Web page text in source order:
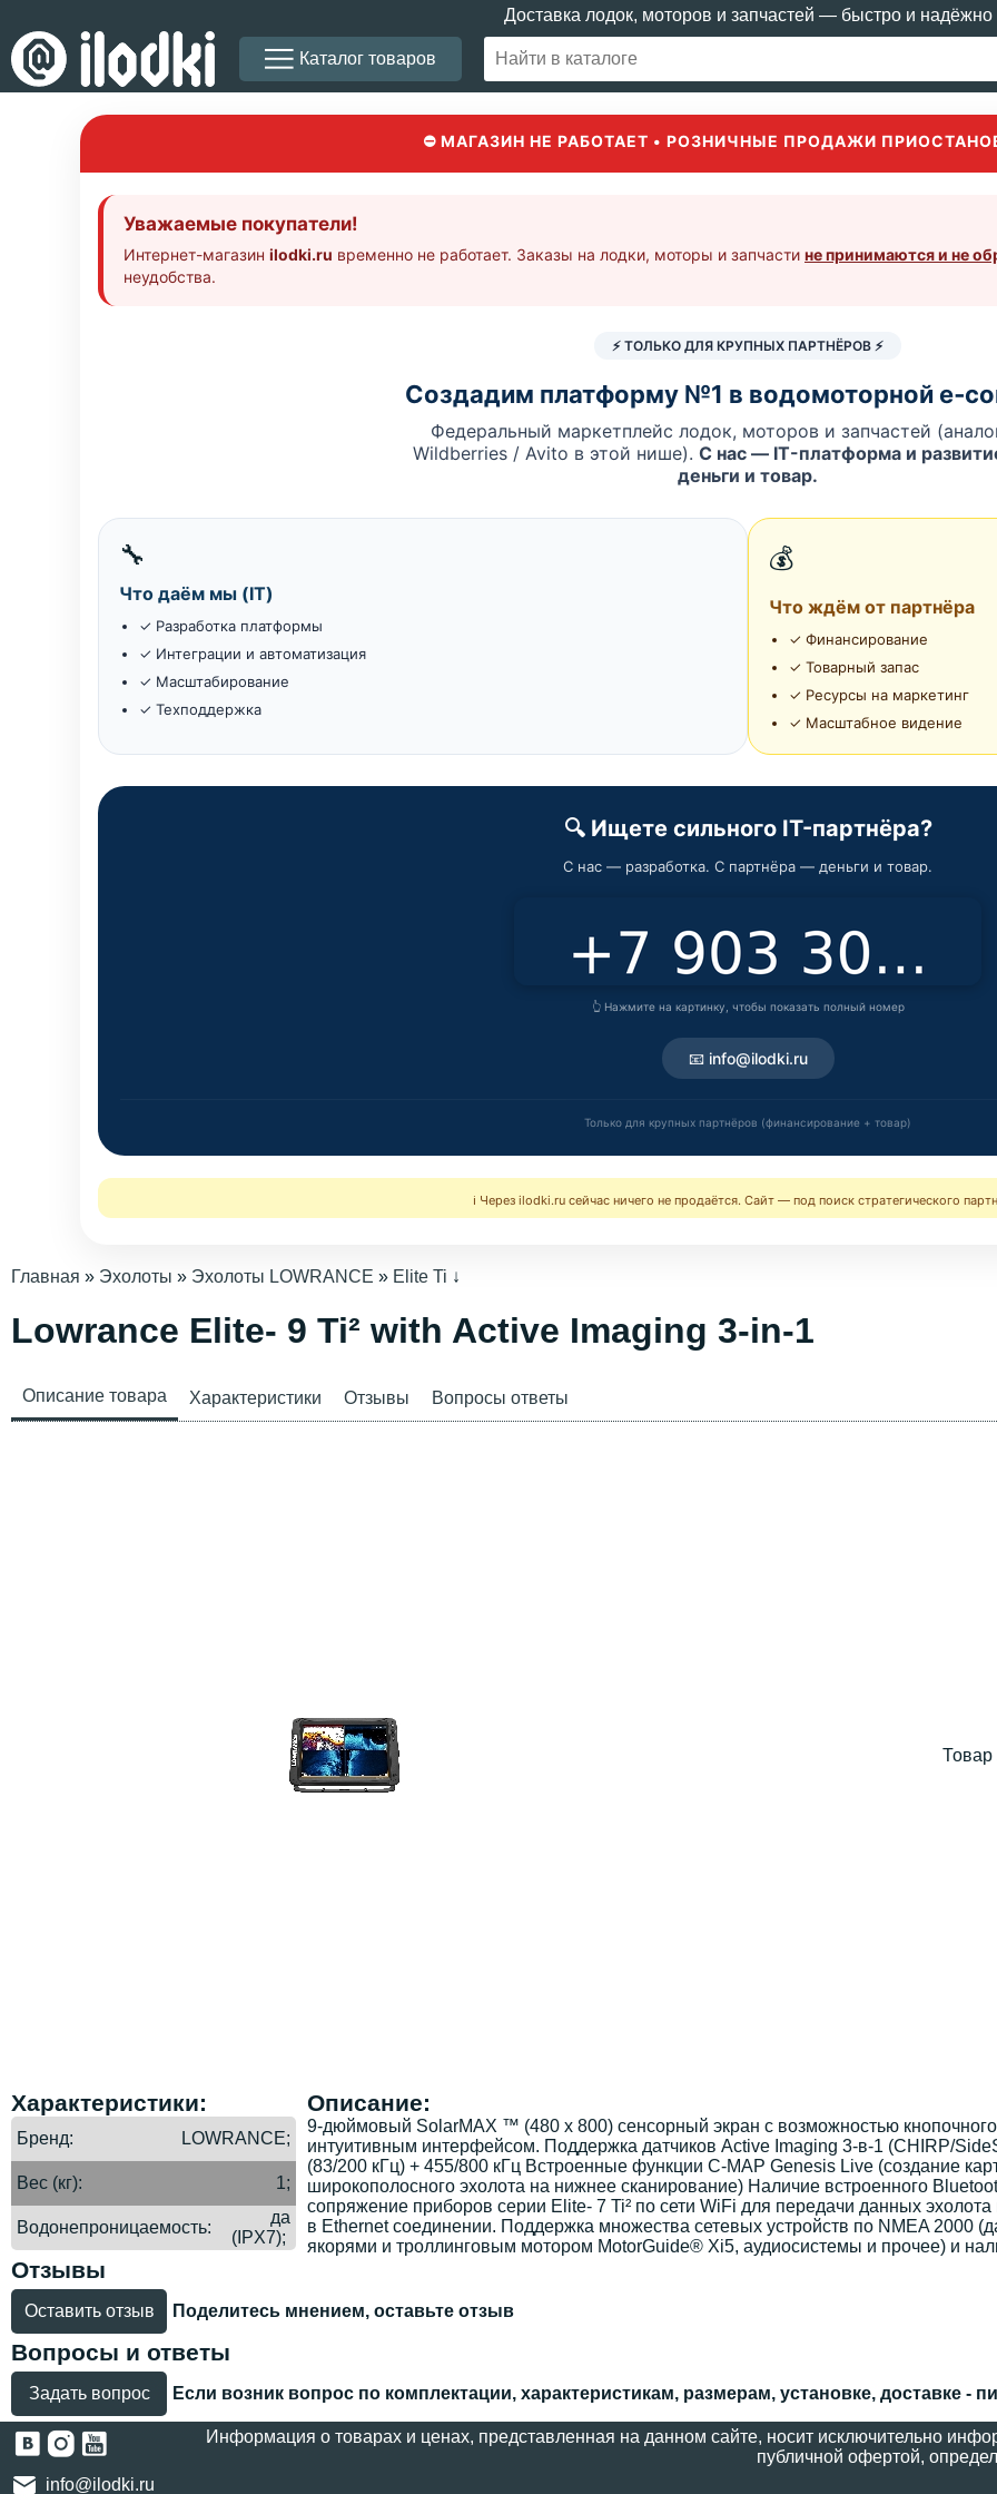
Доставка лодок, моторов и запчастей — быстро и надёжно
Каталог товаров
⛔ МАГАЗИН НЕ РАБОТАЕТ • РОЗНИЧНЫЕ ПРОДАЖИ
Уважаемые покупатели!
Интернет-магазин ilodki.ru временно не работает. Заказы на лодки, моторы и запчасти не принимаются и не
неудобства.
⚡ ТОЛЬКО ДЛЯ КРУПНЫХ ПАРТНЁРОВ ⚡
Создадим платформу №1 в водомоторной
Федеральный маркетплейс лодок, моторов и запчастей
Wildberries / Avito в этой нише). С нас — IT-платформа и
деньги и товар.
🔧
Что даём мы (IT)
✓ Разработка платформы
✓ Интеграции и автоматизация
✓ Масштабирование
✓ Техподдержка
💰
Что ждём от партнёра
✓ Финансирование
✓ Товарный запас
✓ Ресурсы на маркетинг
✓ Масштабное видение
🔍 Ищете сильного IT-партнёра?
С нас — разработка. С партнёра — деньги и товар.
👆 Нажмите на картинку, чтобы показать полный номер
📧 info@ilodki.ru
Только для крупных партнёров (финансирование + товар)
ℹ️ Через ilodki.ru сейчас ничего не продаётся. Сайт — под поиск стратегического
Главная » Эхолоты » Эхолоты LOWRANCE » Elite Ti ↓
Lowrance Elite- 9 Ti² with Active Imaging 3-in-1
Описание товара Характеристики Отзывы Вопросы ответы
Товар
Характеристики:
Бренд LOWRANCE;
Вес (кг) 1;
Водонепроницаемость
да
(IPX7);
Описание:
9-дюймовый SolarMAX ™ (480 x 800) сенсорный экран с возможностью
интуитивным интерфейсом. Поддержка датчиков Active Imaging 3-в-1 (CHIRP/
(83/200 кГц) + 455/800 кГц Встроенные функции C-MAP Genesis Live (создание
широкополосного эхолота на нижнее сканирование) Наличие встроенного
сопряжение приборов серии Elite- 7 Ti² по сети WiFi для передачи данных
в Ethernet соединении. Поддержка множества сетевых устройств по NMEA 2000
якорями и троллинговым мотором MotorGuide® Xi5, аудиосистемы и прочее) и
Отзывы
Оставить отзыв Поделитесь мнением, оставьте отзыв
Вопросы и ответы
Задать вопрос Если возник вопрос по комплектации, характеристикам, размерам, установке, доставке -
info@ilodki.ru
Информация о товарах и ценах, представленная на данном сайте, носит исключительно
публичной офертой,